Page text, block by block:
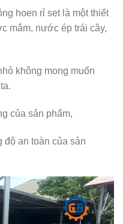
hoen rỉ set là một thiết
mắm, nước ép trái cây,
không mong muốn
của sản phẩm,
độ an toàn của sản